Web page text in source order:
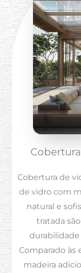
Cobertura de
de vidro com
natural e
tratada
durabilidade
Comparado às
madeira